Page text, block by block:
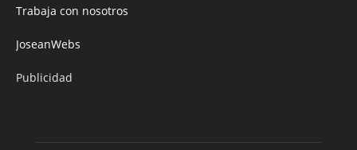
Trabaja con nosotros
JoseanWebs
Publicidad